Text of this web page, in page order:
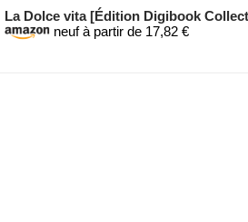
La Dolce vita [Édition Digibook
neuf à partir de 17,82 €